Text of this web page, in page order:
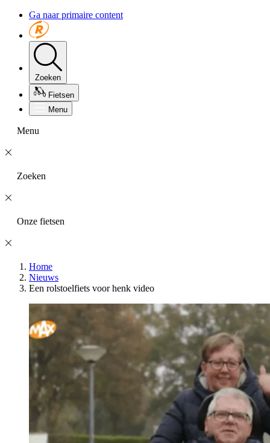
Ga naar primaire content
Zoeken
Fietsen
Menu
Menu
Zoeken
Onze fietsen
Home
Nieuws
Een rolstoelfiets voor henk video